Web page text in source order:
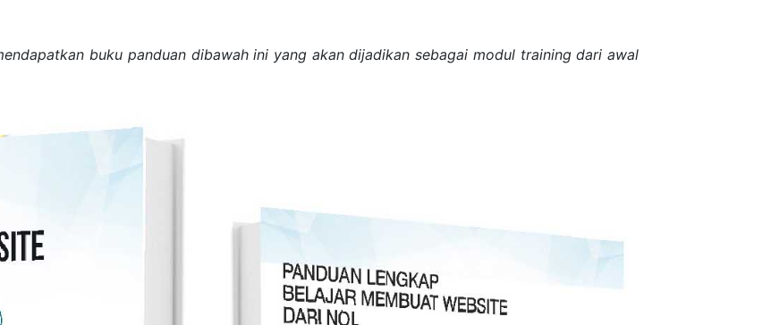
buku panduan dibawah ini yang akan dijadikan sebagai modul training dari awal